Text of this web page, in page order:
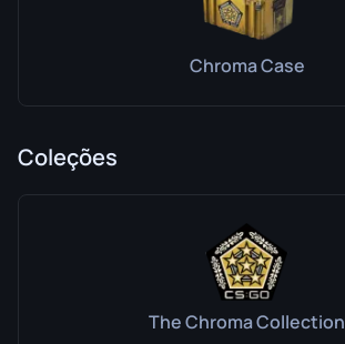
Chroma Case
Coleções
The Chroma Collection